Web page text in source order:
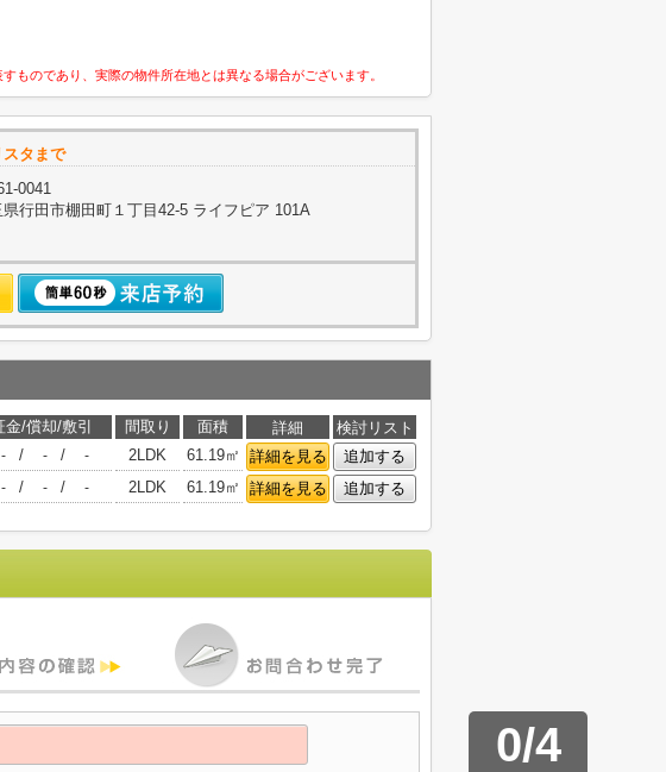
のであり、実際の物件所在地とは異なる場合がございます。
タまで
0041
県行田市棚田町１丁目42-5 ライフピア 101A
/償却/敷引 間取り 面積 詳細
検討リスト
- / - / - 2LDK 61.19㎡ 詳細を見る
追加する
- / - / - 2LDK 61.19㎡ 詳細を見る 追加する
0/4